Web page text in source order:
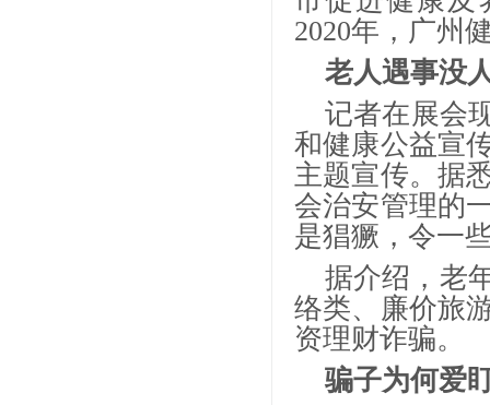
2020年，广州
老人遇事没
记者在展会
和健康公益宣
主题宣传。据
会治安管理的
是猖獗，令一
据介绍，老
络类、廉价旅
资理财诈骗。
骗子为何爱